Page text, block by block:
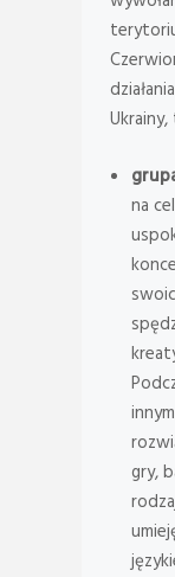
Ukrainy,
na
gry,